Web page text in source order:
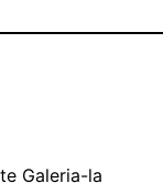
Galeria-la